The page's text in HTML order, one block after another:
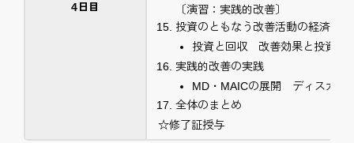
4日目
〔演習：実践的改善〕
投資のともなう改善活動の経済性
投資と回収 改善効果と投資
実践的改善の実践
MD・MAICの展開 ディスカッ
全体のまとめ
☆修了証授与